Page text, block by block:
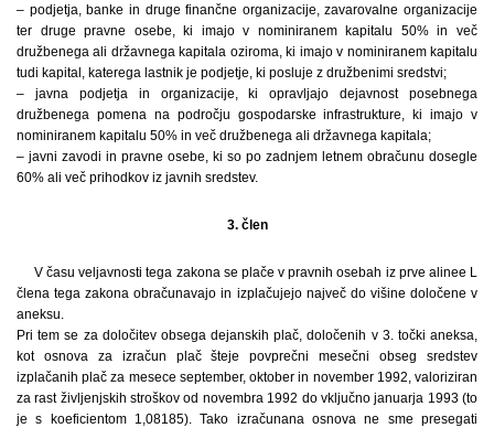
– podjetja, banke in druge finančne organizacije, zavarovalne organizacije
ter druge pravne osebe, ki imajo v nominiranem kapitalu 50% in več
družbenega ali državnega kapitala oziroma, ki imajo v nominiranem kapitalu
tudi kapital, katerega lastnik je podjetje, ki posluje z družbenimi sredstvi;
– javna podjetja in organizacije, ki opravljajo dejavnost posebnega
družbenega pomena na področju gospodarske infrastrukture, ki imajo v
nominiranem kapitalu 50% in več družbenega ali državnega kapitala;
– javni zavodi in pravne osebe, ki so po zadnjem letnem obračunu dosegle
60% ali več prihodkov iz javnih sredstev.
3. člen
V času veljavnosti tega zakona se plače v pravnih osebah iz prve alinee L
člena tega zakona obračunavajo in izplačujejo največ do višine določene v
aneksu.
Pri tem se za določitev obsega dejanskih plač, določenih v 3. točki aneksa,
kot osnova za izračun plač šteje povprečni mesečni obseg sredstev
izplačanih plač za mesece september, oktober in november 1992, valoriziran
za rast življenjskih stroškov od novembra 1992 do vključno januarja 1993 (to
je s koeficientom 1,08185). Tako izračunana osnova ne sme presegati